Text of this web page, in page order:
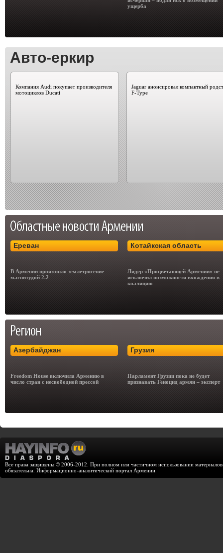
ущерба
Авто-еркир
Компания Audi покупает производителя
мотоциклов Ducati
Jaguar анонсировал компактный
F-Type
Ереван
В Армении произошло землетрясение
магнитудой 2.2
Котайкская область
Лидер «Процветающей Армении» не
исключил возможности вхождения в
коалицию
Азербайджан
Freedom House включила Армению в
число стран с несвободной прессой
Грузия
Парламент Грузии пока не будет
признавать Геноцид армян – эксперт
Все права защищены © 2006-2012. При полном или частичном использовании
обязательна. Информационно-аналитический портал Армении